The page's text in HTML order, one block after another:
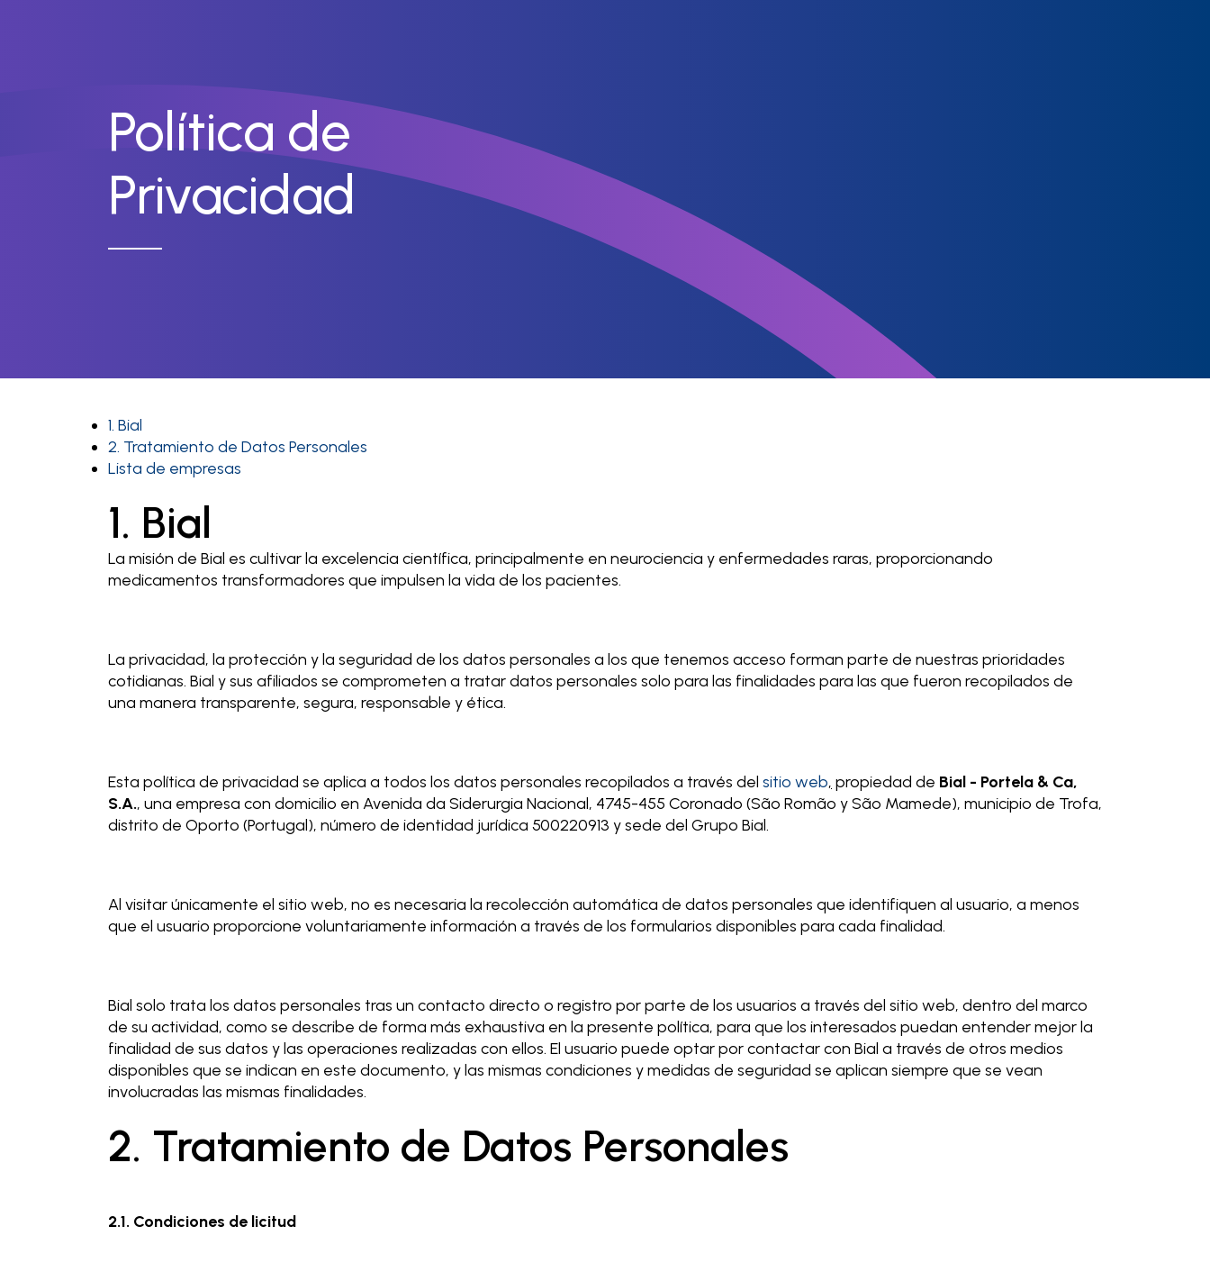
Política de
Privacidad
1. Bial
2. Tratamiento de Datos Personales
Lista de empresas
1. Bial
La misión de Bial es cultivar la excelencia científica, principalmente en neurociencia y enfermedades raras, proporcionando
medicamentos transformadores que impulsen la vida de los pacientes.
La privacidad, la protección y la seguridad de los datos personales a los que tenemos acceso forman parte de nuestras prioridades
cotidianas. Bial y sus afiliados se comprometen a tratar datos personales solo para las finalidades para las que fueron recopilados de
una manera transparente, segura, responsable y ética.
Esta política de privacidad se aplica a todos los datos personales recopilados a través del sitio web, propiedad de Bial - Portela & Cª,
S.A., una empresa con domicilio en Avenida da Siderurgia Nacional, 4745-455 Coronado (São Romão y São Mamede), municipio de Trofa,
distrito de Oporto (Portugal), número de identidad jurídica 500220913 y sede del Grupo Bial.
Al visitar únicamente el sitio web, no es necesaria la recolección automática de datos personales que identifiquen al usuario, a menos
que el usuario proporcione voluntariamente información a través de los formularios disponibles para cada finalidad.
Bial solo trata los datos personales tras un contacto directo o registro por parte de los usuarios a través del sitio web, dentro del marco
de su actividad, como se describe de forma más exhaustiva en la presente política, para que los interesados puedan entender mejor la
finalidad de sus datos y las operaciones realizadas con ellos. El usuario puede optar por contactar con Bial a través de otros medios
disponibles que se indican en este documento, y las mismas condiciones y medidas de seguridad se aplican siempre que se vean
involucradas las mismas finalidades.
2. Tratamiento de Datos Personales
2.1. Condiciones de licitud